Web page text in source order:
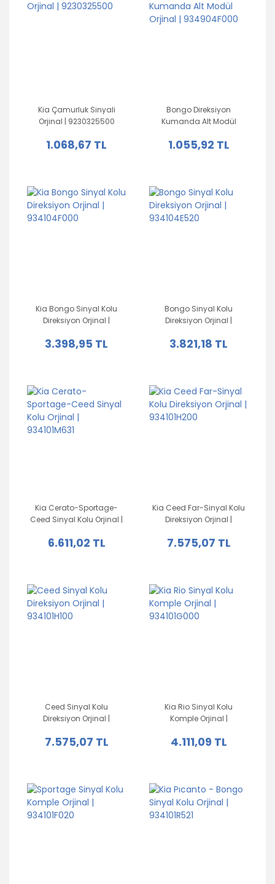
Kia Çamurluk Sinyali
Orjinal | 9230325500
1.068,67 TL
Bongo Direksiyon
Kumanda Alt Modül
1.055,92 TL
Kia Bongo Sinyal Kolu
Direksiyon Orjinal |
3.398,95 TL
Bongo Sinyal Kolu
Direksiyon Orjinal |
3.821,18 TL
Kia Cerato-Sportage-
Ceed Sinyal Kolu Orjinal |
6.611,02 TL
Kia Ceed Far-Sinyal Kolu
Direksiyon Orjinal |
7.575,07 TL
Ceed Sinyal Kolu
Direksiyon Orjinal |
7.575,07 TL
Kia Rio Sinyal Kolu
Komple Orjinal |
4.111,09 TL